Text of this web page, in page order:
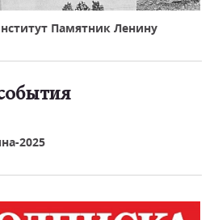
Памятник Ленину
2025